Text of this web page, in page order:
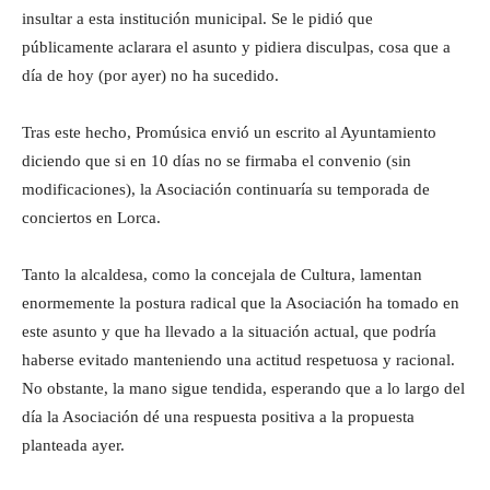
insultar a esta institución municipal. Se le pidió que
públicamente aclarara el asunto y pidiera disculpas, cosa que a
día de hoy (por ayer) no ha sucedido.
Tras este hecho, Promúsica envió un escrito al Ayuntamiento
diciendo que si en 10 días no se firmaba el convenio (sin
modificaciones), la Asociación continuaría su temporada de
conciertos en Lorca.
Tanto la alcaldesa, como la concejala de Cultura, lamentan
enormemente la postura radical que la Asociación ha tomado en
este asunto y que ha llevado a la situación actual, que podría
haberse evitado manteniendo una actitud respetuosa y racional.
No obstante, la mano sigue tendida, esperando que a lo largo del
día la Asociación dé una respuesta positiva a la propuesta
planteada ayer.